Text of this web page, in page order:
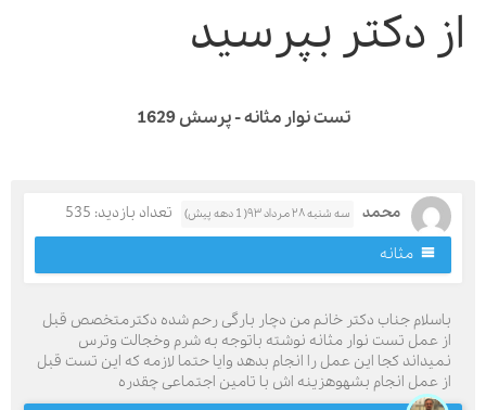
دکتر بپرسید
تست نوار مثانه - پرسش 1629
محمد سه شنبه ۲۸ مرداد ۹۳( 1 دهه پیش)
تعداد بازدید: 535
مثانه
جناب دکتر خانم من دچار بارگی رحم شده دکترمتخصص قبل
عمل تست نوار مثانه نوشته باتوجه به شرم وخجالت وترس
کجا این عمل را انجام بدهد وایا حتما لازمه که این تست قبل
عمل انجام بشهوهزینه اش با تامین اجتماعی چقدره